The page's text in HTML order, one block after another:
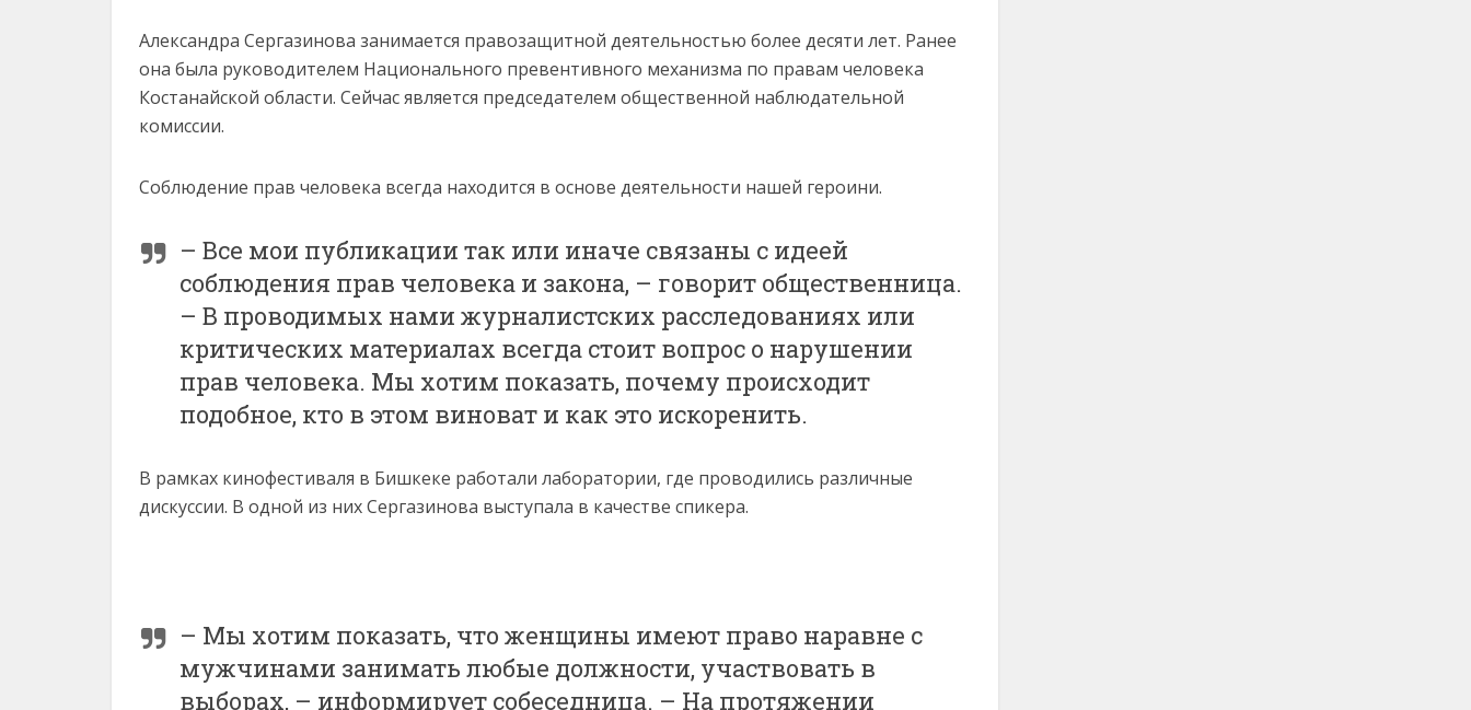
Александра Сергазинова занимается правозащитной деятельностью более десяти лет. Ранее
она была руководителем Национального превентивного механизма по правам человека
Костанайской области. Сейчас является председателем общественной наблюдательной
комиссии.
Соблюдение прав человека всегда находится в основе деятельности нашей героини.
– Все мои публикации так или иначе связаны с идеей
соблюдения прав человека и закона, – говорит общественница.
– В проводимых нами журналистских расследованиях или
критических материалах всегда стоит вопрос о нарушении
прав человека. Мы хотим показать, почему происходит
подобное, кто в этом виноват и как это искоренить.
В рамках кинофестиваля в Бишкеке работали лаборатории, где проводились различные
дискуссии. В одной из них Сергазинова выступала в качестве спикера.
– Мы хотим показать, что женщины имеют право наравне с
мужчинами занимать любые должности, участвовать в
выборах, – информирует собеседница. – На протяжении